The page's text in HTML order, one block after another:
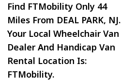
Find FTMobility Only 44
Miles From DEAL PARK, NJ.
Your Local Wheelchair Van
Dealer And Handicap Van
Rental Location Is:
FTMobility.